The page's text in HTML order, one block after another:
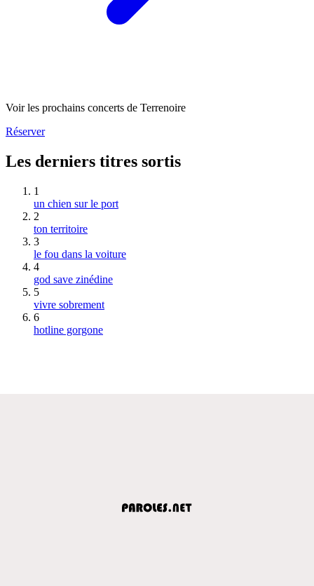
Voir les prochains concerts de Terrenoire
Réserver
Les derniers titres sortis
1
un chien sur le port
2
ton territoire
3
le fou dans la voiture
4
god save zinédine
5
vivre sobrement
6
hotline gorgone